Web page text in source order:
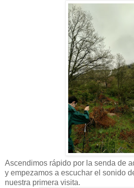
Ascendimos rápido por la senda de
y empezamos a escuchar el sonido
nuestra primera visita.